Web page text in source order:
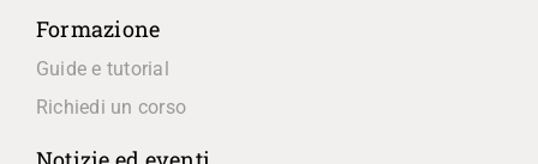
Formazione
Guide e tutorial
Richiedi un corso